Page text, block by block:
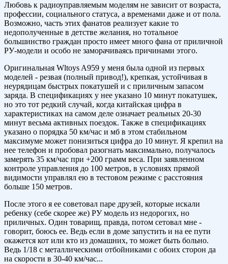
Любовь к радиоуправляемым моделям не зависит от возраста,
профессии, социального статуса, а временами даже и от пола.
Возможно, часть этих фанатов реализует какие то
недополученные в детстве желания, но тотальное
большинство граждан просто имеет много фана от приличной
РУ-модели и особо не заморачиваясь причинами этого.
Оригинальная Wltoys A959 у меня была одной из первых
моделей - резвая (полный привод!), крепкая, устойчивая в
неурядицам быстрых покатушей и с приличным запасом
заряда. В спецификациях у нее указано 10 минут покатушек,
но это тот редкий случай, когда китайская цифра в
характеристиках на самом деле означает реальных 20-30
минут весьма активных поездок. Также в спецификациях
указано о порядка 50 км/час и мб в этом стабильном
максимуме может понизиться цифра до 10 минут. Я крепил на
нее телефон и пробовал разогнать максимально, получалось
замерять 35 км/час при +200 грамм веса. При заявленном
контроле управления до 100 метров, в условиях прямой
видимости управлял ею в тестовом режиме с расстояния
больше 150 метров.
После этого я ее советовал паре друзей, которые искали
ребенку (себе скорее же) РУ модель из недорогих, но
приличных. Один товарищ, правда, потом сетовал мне -
говорит, боюсь ее. Ведь если в доме запустить и на ее пути
окажется кот или кто из домашних, то может быть больно.
Ведь 1/18 с металлическими отбойниками с обоих сторон да
на скорости в 30-40 км/час...